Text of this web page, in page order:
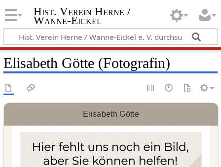
Hist. Verein Herne /
Wanne-Eickel
Elisabeth Götte (Fotografin)
Elisabeth Götte